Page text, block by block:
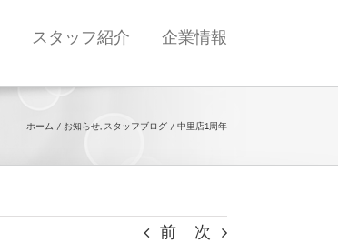
スタッフ紹介 企業情報
ホーム お知らせ スタッフブログ 中里店1周年
前 次